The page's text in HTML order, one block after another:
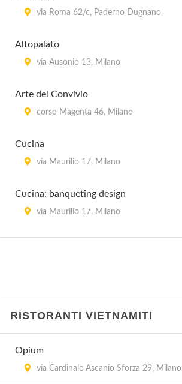
via Roma 62/c, Paderno Dugnano
Altopalato
via Ausonio 13, Milano
Arte del Convivio
corso Magenta 46, Milano
Cucina
via Maurilio 17, Milano
Cucina: banqueting design
via Maurilio 17, Milano
via Carlo Farini 70, Milano
RISTORANTI VIETNAMITI
Opium
via Cardinale Ascanio Sforza 29, Milano